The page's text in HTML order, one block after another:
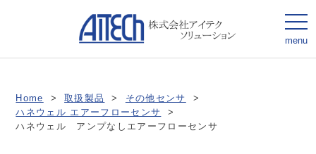
menu
Home > 取扱製品 > その他センサ
>
ハネウェル エアーフローセンサ
>
ハネウェル アンプなしエアーフローセンサ